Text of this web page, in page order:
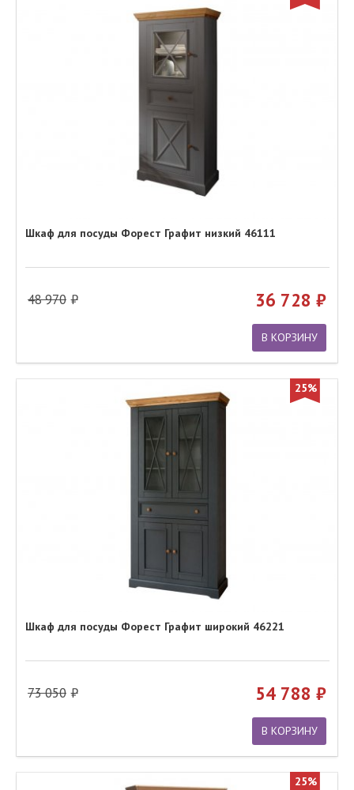
Шкаф для посуды Форест Графит низкий 46111
48 970 36 728
В КОРЗИНУ
25%
Шкаф для посуды Форест Графит широкий 46221
73 050 54 788
В КОРЗИНУ
25%